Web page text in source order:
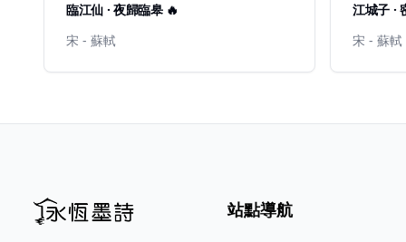
臨江仙 · 夜歸臨皋 🔥
宋 - 蘇軾
江城子 ·
宋 - 蘇軾
站點導航